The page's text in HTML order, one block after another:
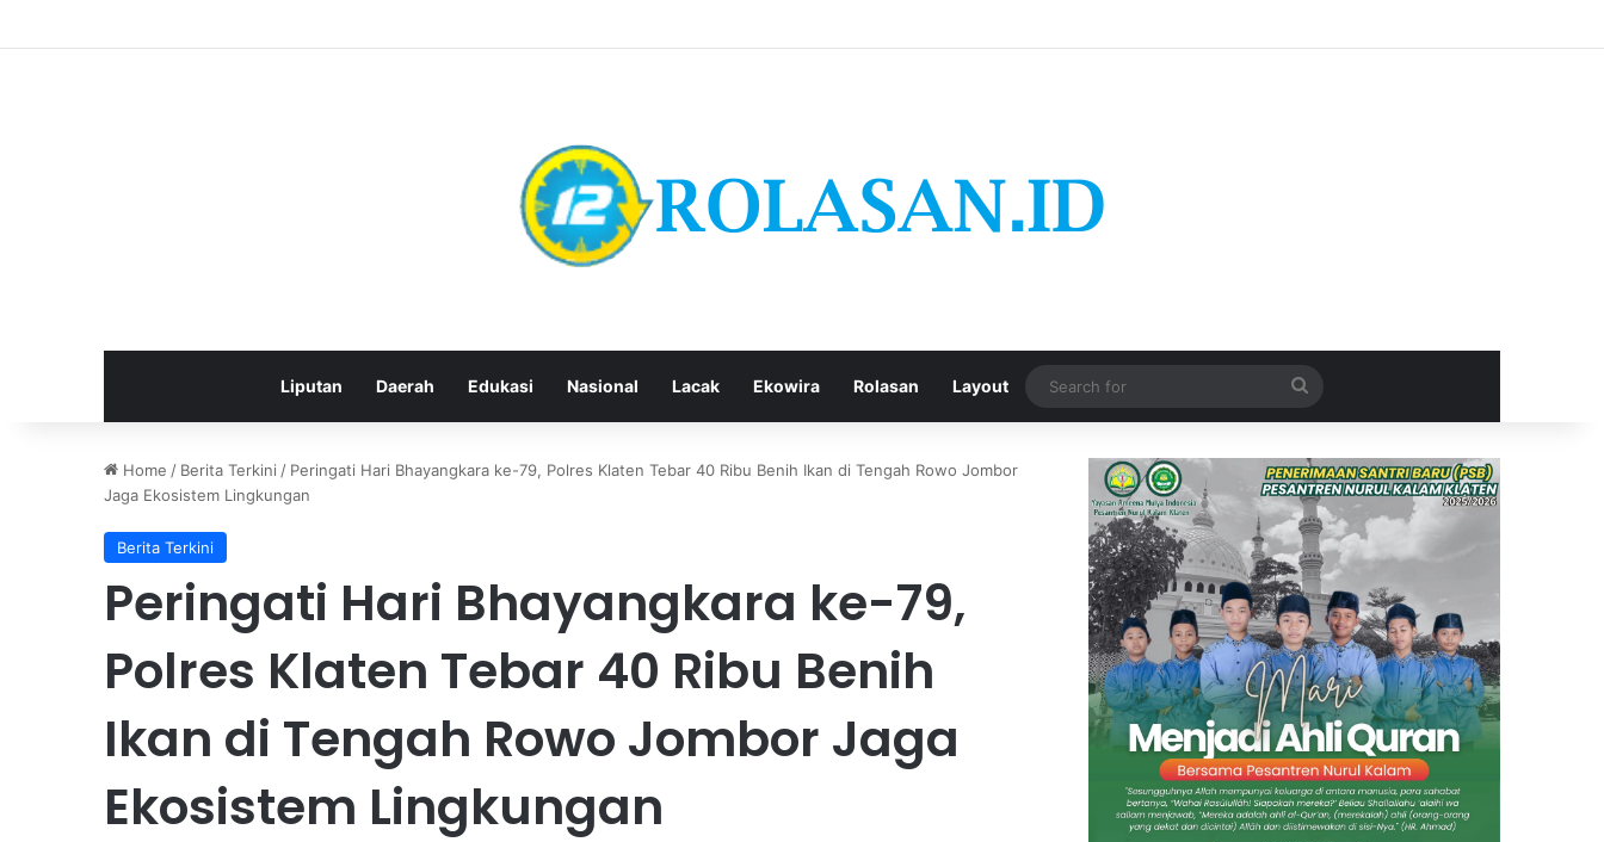
Liputan Daerah Edukasi Nasional Lacak Ekowira Rolasan Layout
Search
for
Home / Berita Terkini / Peringati Hari Bhayangkara ke-79, Polres Klaten Tebar 40 Ribu Benih Ikan di Tengah Rowo Jombor
Jaga Ekosistem Lingkungan
Berita Terkini
Peringati Hari Bhayangkara ke-79,
Polres Klaten Tebar 40 Ribu Benih
Ikan di Tengah Rowo Jombor Jaga
Ekosistem Lingkungan